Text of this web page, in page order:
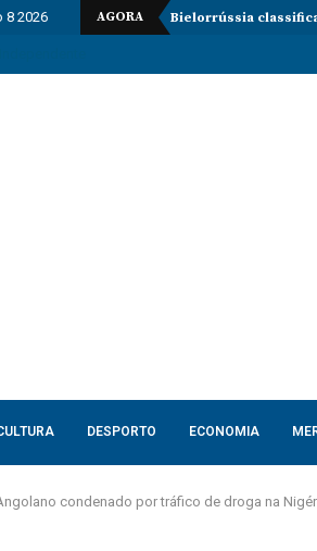
8 2026 AGORA Bielorrússia
DESPORTO ECONOMIA
condenado por tráfico de droga na